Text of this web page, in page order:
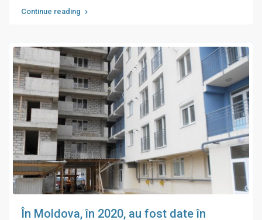
Continue reading
În Moldova, în 2020, au fost date în